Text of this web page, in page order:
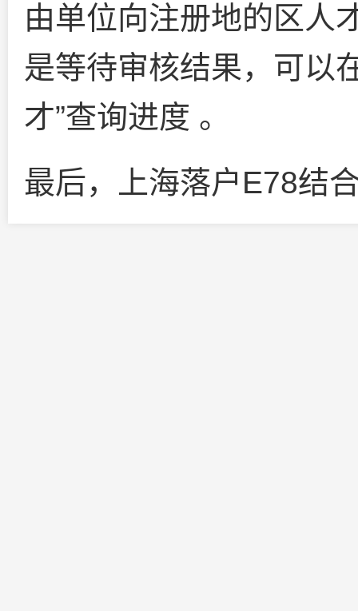
由单位向注册地的区人
是等待审核结果，可以
才”查询进度 。
最后，上海落户E78结